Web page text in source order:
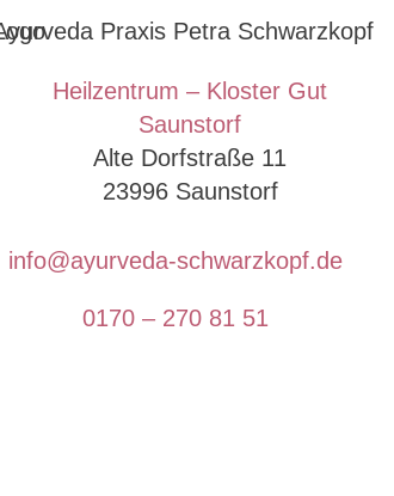
Heilzentrum – Kloster Gut
Saunstorf
Alte Dorfstraße 11
23996 Saunstorf
info@ayurveda-schwarzkopf.de
0170 – 270 81 51